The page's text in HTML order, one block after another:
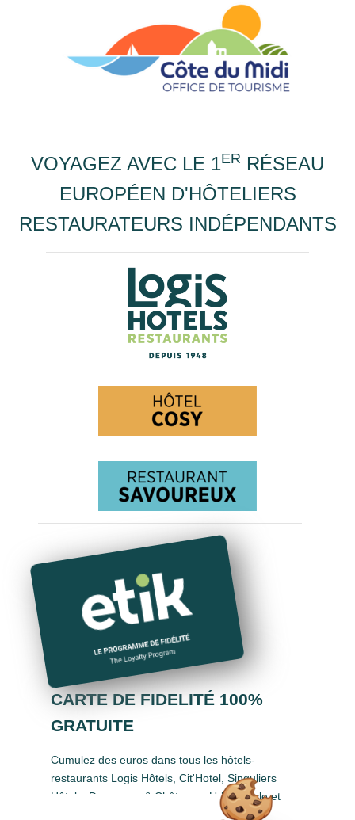
VOYAGEZ AVEC LE 1ER RÉSEAU
EUROPÉEN D'HÔTELIERS
RESTAURATEURS INDÉPENDANTS
CARTE DE FIDELITÉ 100%
GRATUITE
Cumulez des euros dans tous les hôtels-
restaurants Logis Hôtels, Cit'Hotel, Singuliers
Hôtels, Demeures & Châteaux, Urban Style et